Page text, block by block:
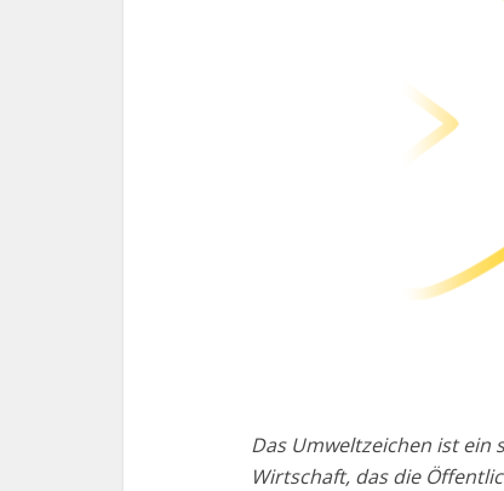
Das Umweltzeichen ist ein
Wirtschaft, das die